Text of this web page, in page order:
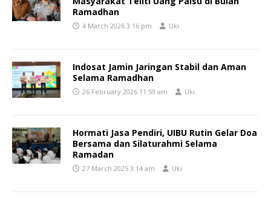
Ramadhan
4 March 2026 3:16 pm Uki
Indosat Jamin Jaringan Stabil dan Aman
Selama Ramadhan
26 February 2026 11:59 am Uki
Hormati Jasa Pendiri, UIBU Rutin Gelar Doa
Bersama dan Silaturahmi Selama
Ramadan
27 March 2025 3:14 am Uki